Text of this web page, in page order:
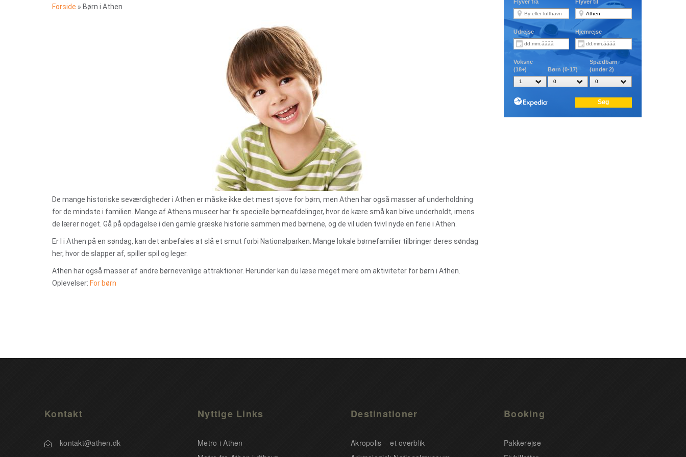
Forside » Børn i Athen
De mange historiske seværdigheder i Athen er måske ikke det mest sjove for børn, men Athen har også masser af underholdning
for de mindste i familien. Mange af Athens museer har fx specielle børneafdelinger, hvor de kære små kan blive underholdt, imens
de lærer noget. Gå på opdagelse i den gamle græske historie sammen med børnene, og de vil uden tvivl nyde en ferie i Athen.
Er I i Athen på en søndag, kan det anbefales at slå et smut forbi Nationalparken. Mange lokale børnefamilier tilbringer deres søndag
her, hvor de slapper af, spiller spil og leger.
Athen har også masser af andre børnevenlige attraktioner. Herunder kan du læse meget mere om aktiviteter for børn i Athen.
Oplevelser: For børn
Kontakt
kontakt@athen.dk
Nyttige Links
Metro i Athen
Destinationer
Akropolis – et overblik
Booking
Pakkerejse